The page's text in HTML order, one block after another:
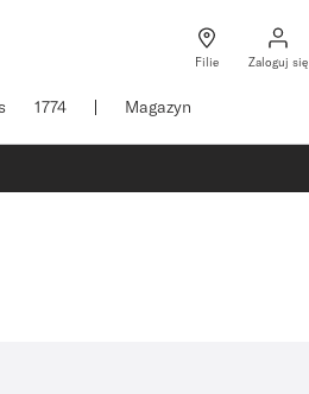
Filie Zaloguj się
Zaloguj
się
1774 Magazyn